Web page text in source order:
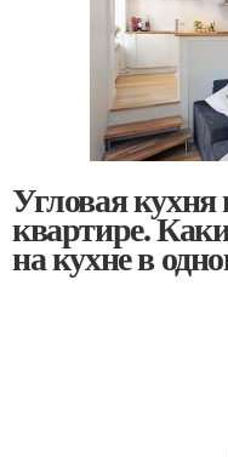
Угловая
квартире.
на кухне в